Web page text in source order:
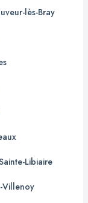
lès-Bray
Libiaire
Villenoy